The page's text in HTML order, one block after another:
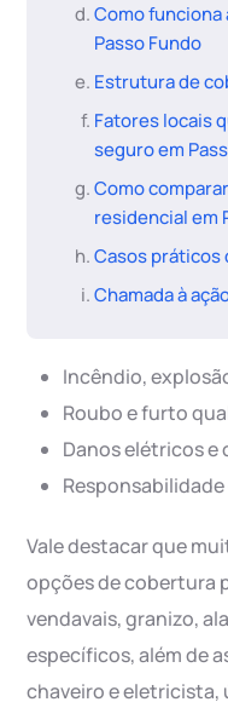
Como funciona
Passo Fundo
Estrutura de
Fatores locais
seguro em
Como
residencial em
Casos práticos
Chamada à
Incêndio,
Roubo e furto
Danos elétricos
Vale destacar que
opções de cobertura
vendavais, granizo,
específicos, além de
chaveiro e eletricista,